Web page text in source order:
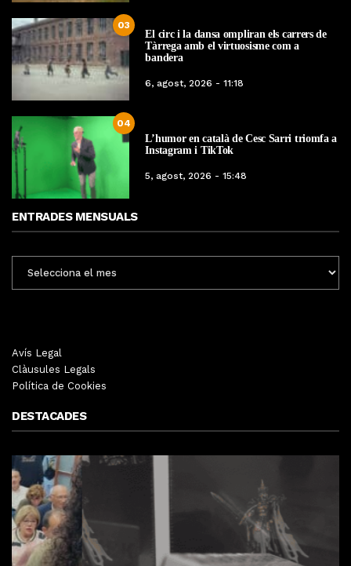
03
El circ i la dansa ompliran els carrers de
Tàrrega amb el virtuosisme com a
bandera
6, agost, 2026 - 11:18
04
L’humor en català de Cesc Sarri triomfa a
Instagram i TikTok
5, agost, 2026 - 15:48
ENTRADES MENSUALS
MENSUALS
Avís Legal
Clàusules Legals
Política de Cookies
DESTACADES